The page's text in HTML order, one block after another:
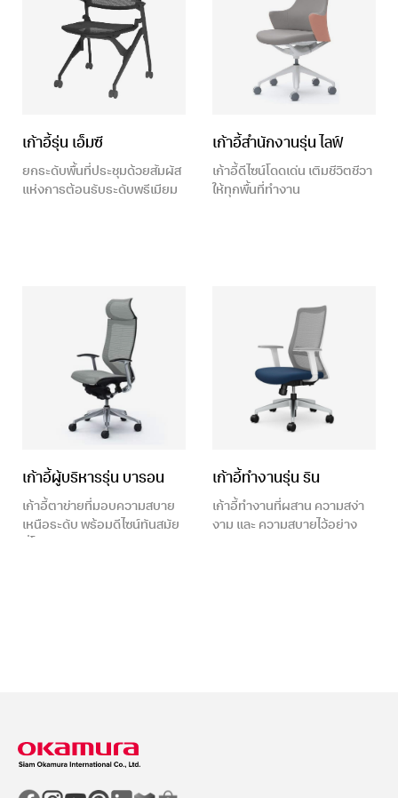
เก้าอี้รุ่น เอ็มซี
ยกระดับพื้นที่ประชุมด้วยสัมผัส
แห่งการต้อนรับระดับพรีเมียม
เก้าอี้สำนักงานรุ่น ไลฟ์
เก้าอี้ดีไซน์โดดเด่น เติมชีวิตชีวา
ให้ทุกพื้นที่ทำงาน
เก้าอี้ผู้บริหารรุ่น บารอน
เก้าอี้ตาข่ายที่มอบความสบาย
เหนือระดับ พร้อมดีไซน์ทันสมัย
ที่โดดเด่นอย่างลงตัว
เก้าอี้ทำงานรุ่น ริน
เก้าอี้ทำงานที่ผสาน ความสง่า
งาม และ ความสบายไว้อย่าง